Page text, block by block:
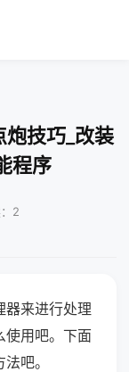
技巧_改装
程序
2
器来进行处理
使用吧。下面
吧。